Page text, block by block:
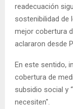
readecuación
sostenibilidad de
mejor cobertura
aclararon desde
En este sentido,
cobertura de
subsidio social y
necesiten".